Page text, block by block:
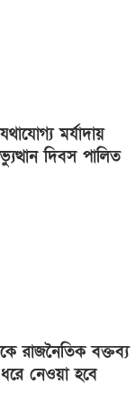
মর্যাদায়
দিবস পালিত
রাজনৈতিক বক্তব্য
নেওয়া হবে